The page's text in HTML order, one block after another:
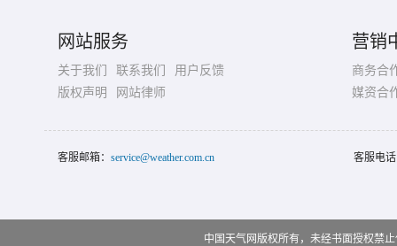
网站服务
关于我们 联系我们
用户反馈
版权声明
网站律师
营销
商务合
媒资合
客服邮箱： service@weather.com.cn 客服电
中国天气网版权所有，未经书面授权